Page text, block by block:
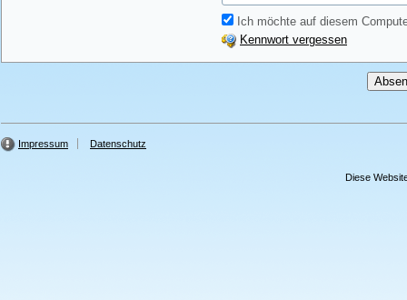
Ich möchte auf diesem
Kennwort vergessen
Impressum Datenschutz
Diese